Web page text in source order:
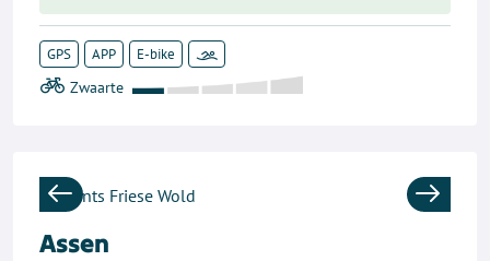
GPS APP E-bike
Previous Next
Assen